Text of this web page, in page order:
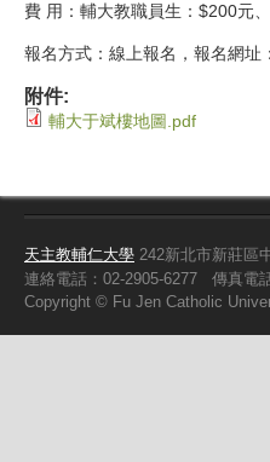
費 用：輔大教職員生：$200元
報名方式：線上報名，報名網址：
附件:
輔大于斌樓地圖.pdf
天主教輔仁大學 242新北市新莊區
連絡電話：02-2905-6277
傳真電
Copyright © Fu Jen Catholic